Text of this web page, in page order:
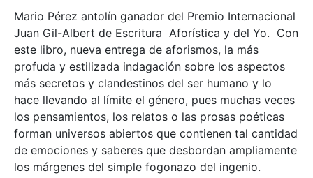
Mario Pérez antolín ganador del Premio Internacional
Juan Gil-Albert de Escritura Aforística y del Yo. Con
este libro, nueva entrega de aforismos, la más
profuda y estilizada indagación sobre los aspectos
más secretos y clandestinos del ser humano y lo
hace llevando al límite el género, pues muchas veces
los pensamientos, los relatos o las prosas poéticas
forman universos abiertos que contienen tal cantidad
de emociones y saberes que desbordan ampliamente
los márgenes del simple fogonazo del ingenio.